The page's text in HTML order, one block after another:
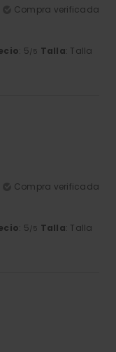
Compra verificada
: 5/5 Talla: Talla
Compra verificada
: 5/5 Talla: Talla